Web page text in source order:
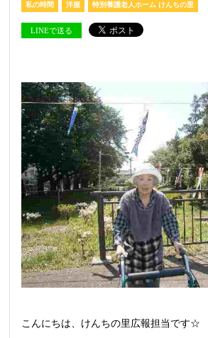
私の時間 洋服 特別養護老人ホーム けんちの里
LINEで送る
こんにちは、けんちの里広報担当です☆